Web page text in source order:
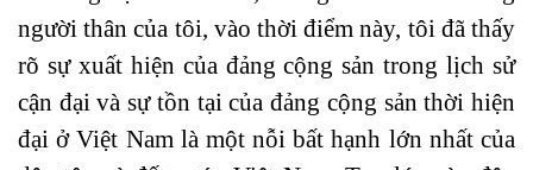
người thân của tôi, vào thời điểm này, tôi đã thấy
rõ sự xuất hiện của đảng cộng sản trong lịch sử
cận đại và sự tồn tại của đảng cộng sản thời hiện
đại ở Việt Nam là một nỗi bất hạnh lớn nhất của